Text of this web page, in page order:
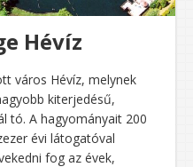
Hévíz
város Hévíz, melynek
kiterjedésű,
tó. A hagyományait 200
évi látogatóval
fog az évek,